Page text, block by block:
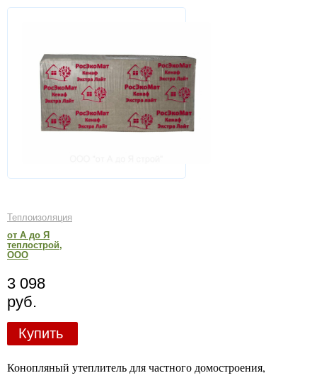
Теплоизоляция
от А до Я
теплострой,
ООО
3 098
руб.
Купить
Конопляный утеплитель для частного домостроения,